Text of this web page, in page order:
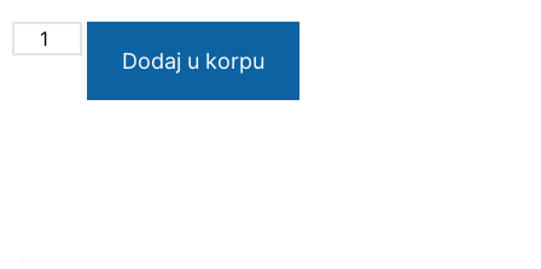
Dodaj u korpu